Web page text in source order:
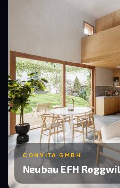
CONVITA GMBH
Neubau EFH Roggwil